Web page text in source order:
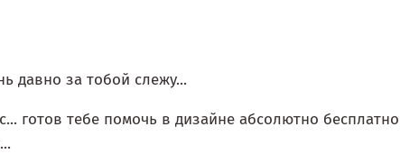
давно за тобой слежу...
готов тебе помочь в дизайне абсолютно